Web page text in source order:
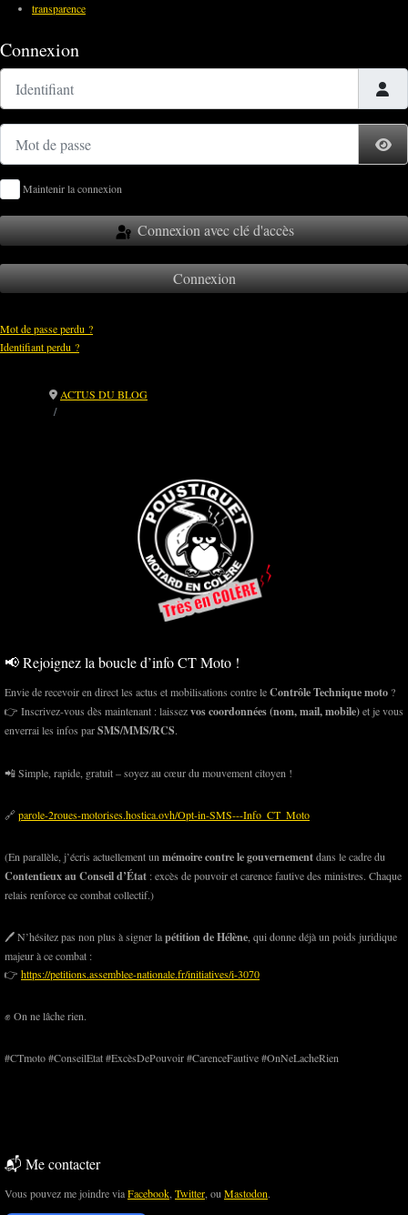
transparence
Connexion
Identifiant
Mot de passe
Maintenir la connexion
Connexion avec clé d'accès
Connexion
Mot de passe perdu ?
Identifiant perdu ?
ACTUS DU BLOG
📢 Rejoignez la boucle d’info CT Moto !
Envie de recevoir en direct les actus et mobilisations contre leContrôle Technique moto ?
👉 Inscrivez-vous dès maintenant : laissezvos coordonnées (nom, mail, mobile)et je vous
enverrai les infos parSMS/MMS/RCS.
📲 Simple, rapide, gratuit – soyez au cœur du mouvement citoyen !
🔗parole-2roues-motorises.hostica.ovh/Opt-in-SMS---Info_CT_Moto
(En parallèle, j’écris actuellement un mémoire contre le gouvernementdans le cadre du
Contentieux au Conseil d’État : excès de pouvoir et carence fautive des ministres. Chaque
relais renforce ce combat collectif.)
🖊️ N’hésitez pas non plus à signer lapétition de Hélène , qui donne déjà un poids juridique
majeur à ce combat :
👉 https://petitions.assemblee-nationale.fr/initiatives/i-3070
✊ On ne lâche rien.
#CTmoto #ConseilEtat #ExcèsDePouvoir #CarenceFautive #OnNeLacheRien
📬 Me contacter
Vous pouvez me joindre viaFacebook Twitter , ou Mastodon.